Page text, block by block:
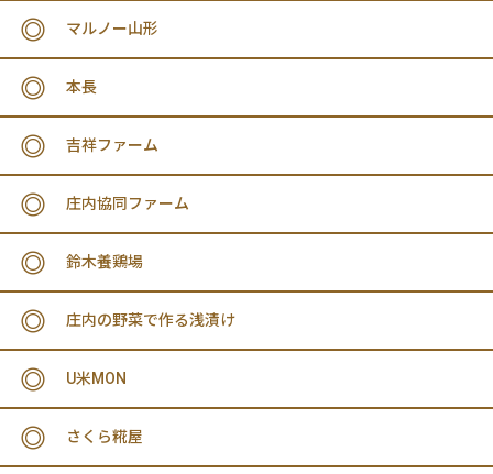
マルノー山形
本長
吉祥ファーム
庄内協同ファーム
鈴木養鶏場
庄内の野菜で作る浅漬け
U米MON
さくら糀屋